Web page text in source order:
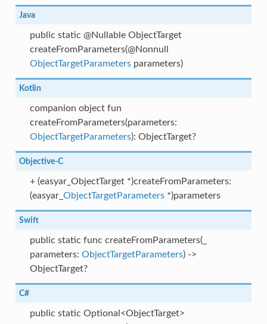
Java
public static @Nullable ObjectTarget
createFromParameters(@Nonnull
ObjectTargetParametersparameters)
Kotlin
companion object fun
createFromParameters(parameters:
ObjectTargetParameters): ObjectTarget?
Objective-C
+ (easyar_ObjectTarget *)createFromParameters:
(easyar_ ObjectTargetParameters*)parameters
Swift
public static func createFromParameters(_
parameters: ObjectTargetParameters) ->
ObjectTarget?
C#
public static Optional<ObjectTarget>